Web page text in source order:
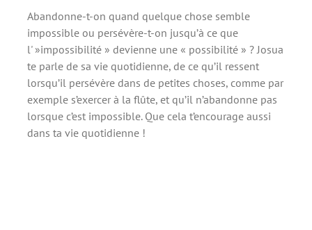
Abandonne-t-on quand quelque chose semble
impossible ou persévère-t-on jusqu’à ce que
l' »impossibilité » devienne une « possibilité » ? Josua
te parle de sa vie quotidienne, de ce qu’il ressent
lorsqu’il persévère dans de petites choses, comme par
exemple s’exercer à la flûte, et qu’il n’abandonne pas
lorsque c’est impossible. Que cela t’encourage aussi
dans ta vie quotidienne !